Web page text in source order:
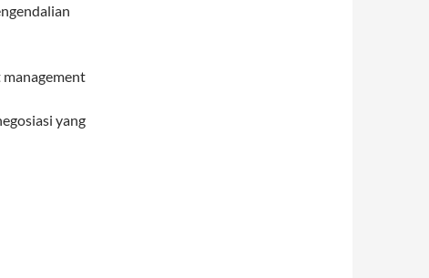
yang